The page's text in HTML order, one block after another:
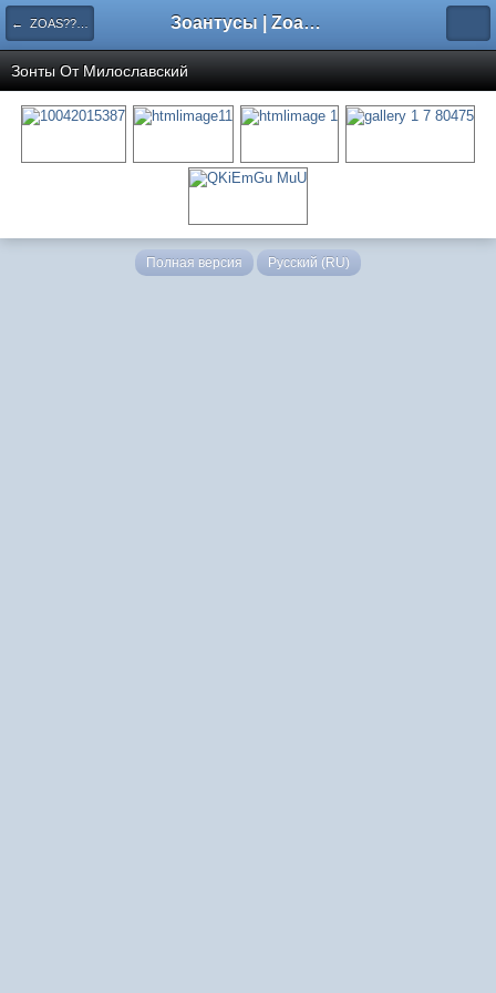
← ZOAS?????? ???????? Зоантусы | Zoasfan.ru
Зонты От Милославский
Полная версия Русский (RU)